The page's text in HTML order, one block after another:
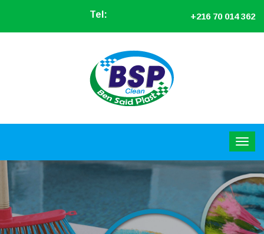
Tel: +216 70 014 362